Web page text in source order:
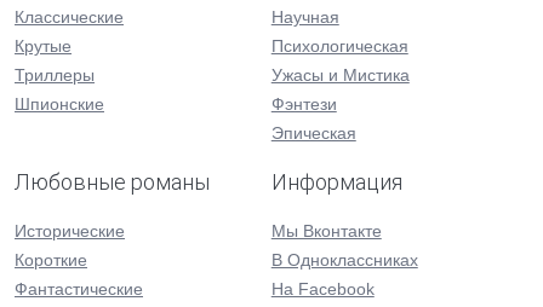
Классические
Крутые
Триллеры
Шпионские
Научная
Психологическая
Ужасы и Мистика
Фэнтези
Эпическая
Любовные романы
Исторические
Короткие
Фантастические
Информация
Мы Вконтакте
В Одноклассниках
На Facebook